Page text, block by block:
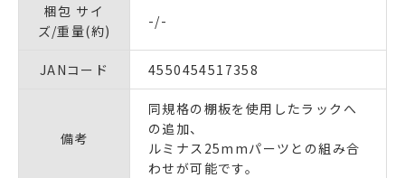
梱包 サイ
ズ/重量(約)
-/-
JANコード 4550454517358
備考
同規格の棚板を使用したラックへ
の追加、
ルミナス25mmパーツとの組み合
わせが可能です。